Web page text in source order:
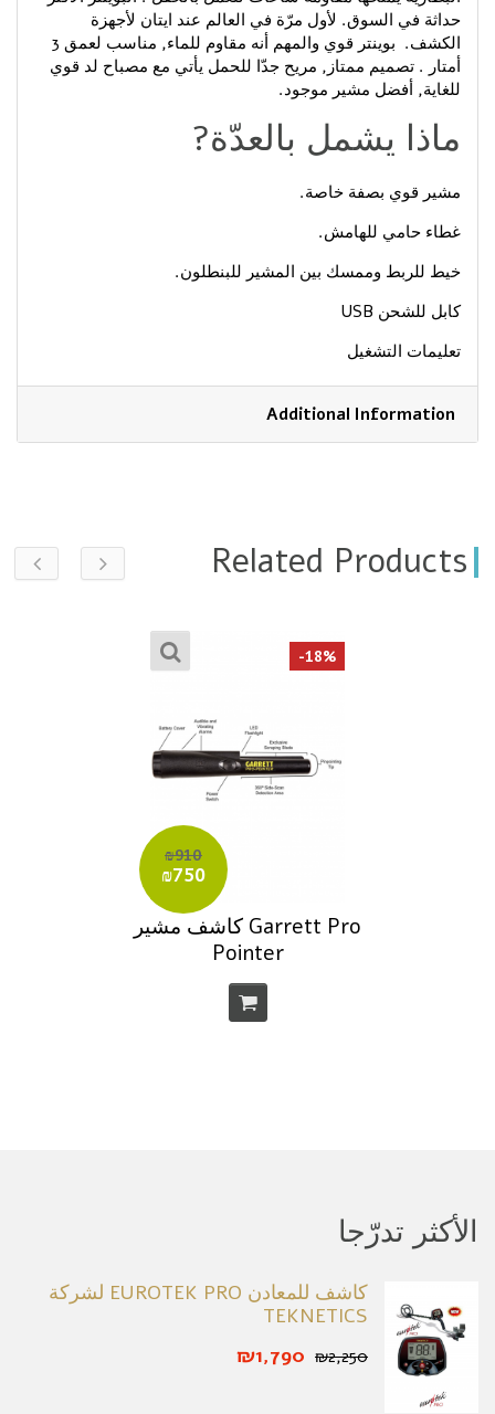
حداثة في السوق. لأول مرّة في العالم عند ايتان لأجهزة
الكشف. بوينتر قوي والمهم أنه مقاوم للماء, مناسب لعمق 3
أمتار . تصميم ممتاز, مريح جدّا للحمل يأتي مع مصباح لد قوي
للغاية, أفضل مشير موجود.
ماذا يشمل بالعدّة?
مشير قوي بصفة خاصة.
غطاء حامي للهامش.
خيط للربط وممسك بين المشير للبنطلون.
كابل للشحن USB
تعليمات التشغيل
Additional Information
Related Products
-18%
₪910
₪750
كاشف مشير Garrett Pro
Pointer
الأكثر تدرّجا
كاشف للمعادن EUROTEK PRO لشركة
TEKNETICS
₪2,250
₪1,790